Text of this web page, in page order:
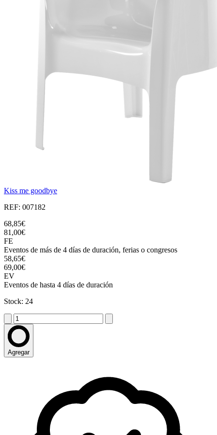
Kiss me goodbye
REF: 007182
68,85€
81,00€
FE
Eventos de más de 4 días de duración, ferias o congresos
58,65€
69,00€
EV
Eventos de hasta 4 días de duración
Stock: 24
Agregar